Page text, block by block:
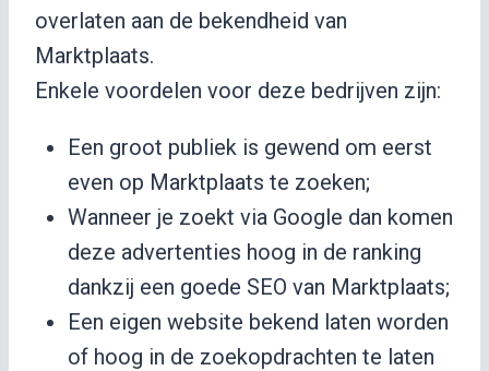
overlaten aan de bekendheid van
Marktplaats.
Enkele voordelen voor deze bedrijven zijn:
Een groot publiek is gewend om eerst
even op Marktplaats te zoeken;
Wanneer je zoekt via Google dan komen
deze advertenties hoog in de ranking
dankzij een goede SEO van Marktplaats;
Een eigen website bekend laten worden
of hoog in de zoekopdrachten te laten